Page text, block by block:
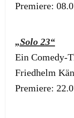
Premiere:
„Solo 23“
Ein Comedy-
Friedhelm
Premiere: